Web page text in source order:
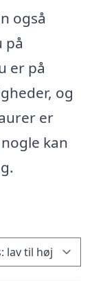
også
på
er på
og
er
kan